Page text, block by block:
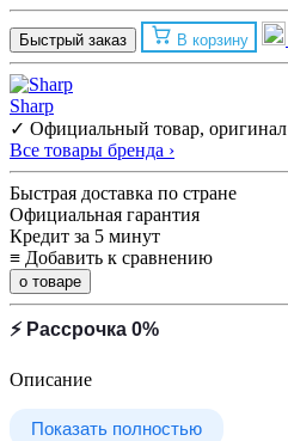
Быстрый заказ В корзину
Sharp
✓ Официальный товар, оригинал
Все товары бренда ›
Быстрая доставка по стране
Официальная гарантия
Кредит за 5 минут
≡ Добавить к сравнению
о товаре
⚡ Рассрочка 0%
Описание
Показать полностью